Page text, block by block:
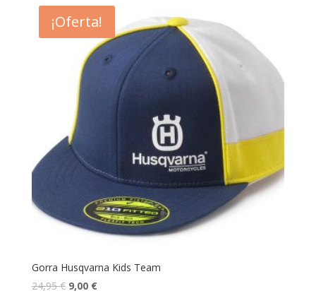
¡Oferta!
Gorra Husqvarna Kids Team
24,95€ 9,00 €